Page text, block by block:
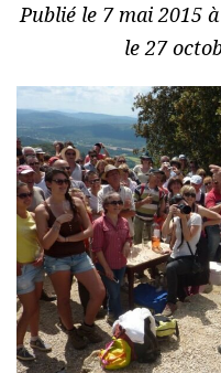
Publié le 7 mai 2015
le 27